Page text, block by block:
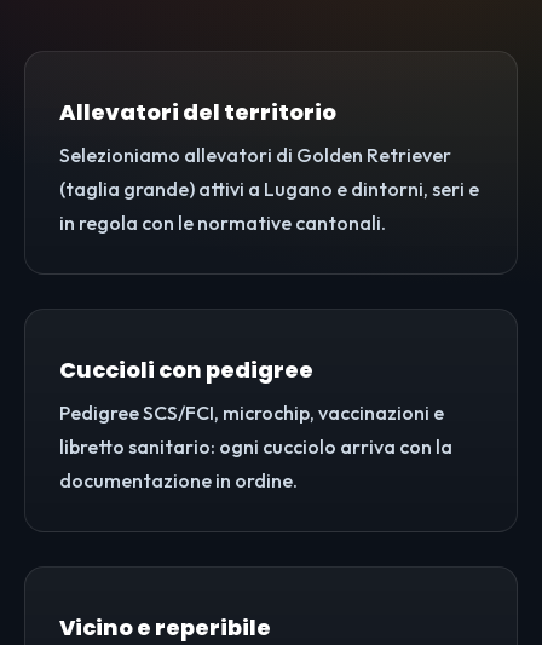
Allevatori del territorio
Selezioniamo allevatori di Golden Retriever
(taglia grande) attivi a Lugano e dintorni, seri e
in regola con le normative cantonali.
Cuccioli con pedigree
Pedigree SCS/FCI, microchip, vaccinazioni e
libretto sanitario: ogni cucciolo arriva con la
documentazione in ordine.
Vicino e reperibile